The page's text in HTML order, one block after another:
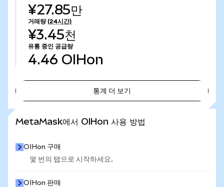
¥27.85만
거래량 (24시간)
¥3.45천
유통 중인 공급량
4.46 OIHon
통계 더 보기
MetaMask에서 OIHon 사용 방법
OIHon 구매
몇 번의 탭으로 시작하세요.
OIHon 판매